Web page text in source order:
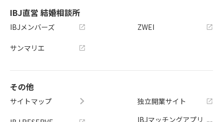
IBJ直営 結婚相談所
IBJメンバーズ
サンマリエ
ZWEI
その他
サイトマップ
独立開業サイト
IBJマッチングアプリ